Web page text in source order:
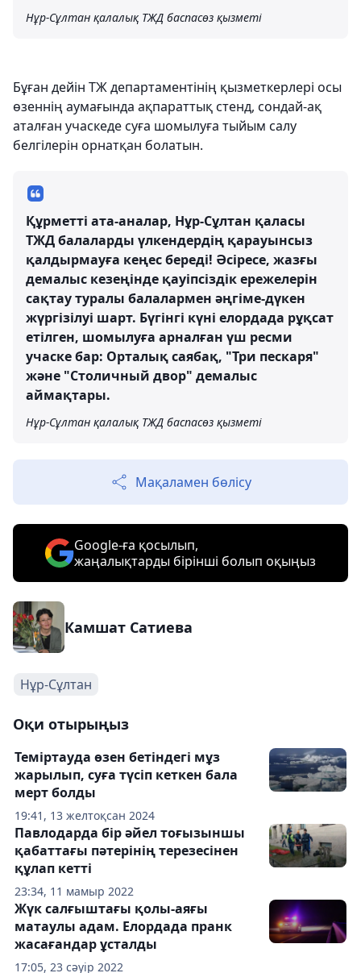
Нұр-Сұлтан қалалық ТЖД баспасөз қызметі
Бұған дейін ТЖ департаментінің қызметкерлері осы
өзеннің аумағында ақпараттық стенд, сондай-ақ
аталған учаскеде суға шомылуға тыйым салу
белгілерін орнатқан болатын.
Құрметті ата-аналар, Нұр-Сұлтан қаласы
ТЖД балаларды үлкендердің қарауынсыз
қалдырмауға кеңес береді! Әсіресе, жазғы
демалыс кезеңінде қауіпсіздік ережелерін
сақтау туралы балалармен әңгіме-дүкен
жүргізілуі шарт. Бүгінгі күні елордада рұқсат
етілген, шомылуға арналған үш ресми
учаске бар: Орталық саябақ, "Три пескаря"
және "Столичный двор" демалыс
аймақтары.
Нұр-Сұлтан қалалық ТЖД баспасөз қызметі
Мақаламен бөлісу
Google-ға қосылып,
жаңалықтарды бірінші болып оқыңыз
Камшат Сатиева
Нұр-Сұлтан
Оқи отырыңыз
19:41, 13 желтоқсан 2024
Теміртауда өзен бетіндегі мұз
жарылып, суға түсіп кеткен бала
мерт болды
23:34, 11 мамыр 2022
Павлодарда бір әйел тоғызыншы
қабаттағы пәтерінің терезесінен
құлап кетті
17:05, 23 сәуір 2022
Жүк салғыштағы қолы-аяғы
матаулы адам. Елордада пранк
жасағандар ұсталды